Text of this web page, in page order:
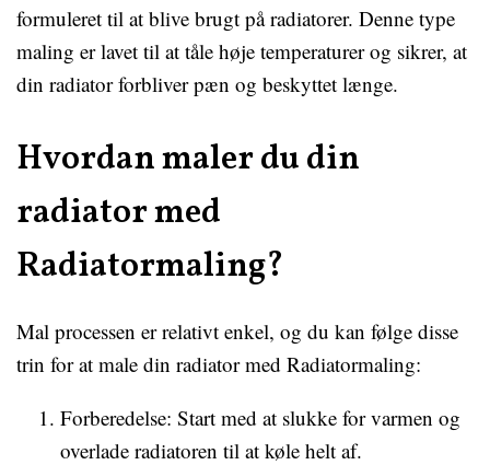
formuleret til at blive brugt på radiatorer. Denne type
maling er lavet til at tåle høje temperaturer og sikrer, at
din radiator forbliver pæn og beskyttet længe.
Hvordan maler du din
radiator med
Radiatormaling?
Mal processen er relativt enkel, og du kan følge disse
trin for at male din radiator med Radiatormaling:
Forberedelse: Start med at slukke for varmen og
overlade radiatoren til at køle helt af.